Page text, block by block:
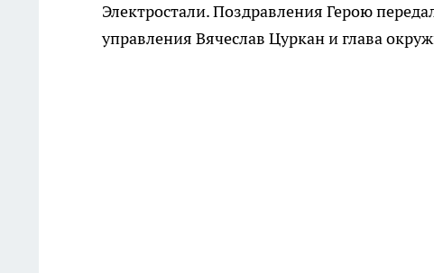
Электростали. Поздравления Герою
управления Вячеслав Цуркан и глава